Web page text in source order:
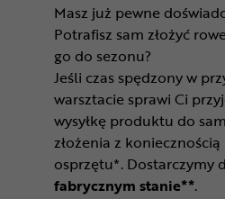
Masz już pewne
Potrafisz sam złożyć
go do sezonu?
Jeśli czas spędzony w
warsztacie sprawi Ci
wysyłkę produktu do
złożenia z
osprzętu*. Dostarczymy
fabrycznym stanie**.